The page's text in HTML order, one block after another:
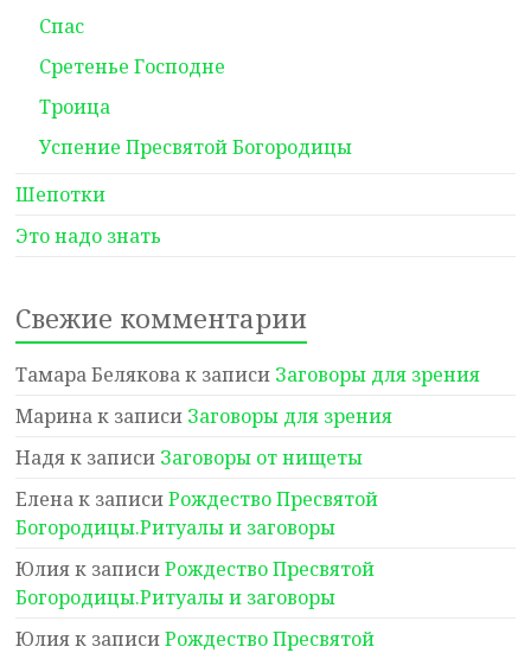
Спас
Сретенье Господне
Троица
Успение Пресвятой Богородицы
Шепотки
Это надо знать
Свежие комментарии
Тамара Беляковак записи Заговоры для зрения
Маринак записи Заговоры для зрения
Надяк записи Заговоры от нищеты
Еленак записиРождество Пресвятой
Богородицы.Ритуалы и заговоры
Юлияк записиРождество Пресвятой
Богородицы.Ритуалы и заговоры
Юлияк записиРождество Пресвятой